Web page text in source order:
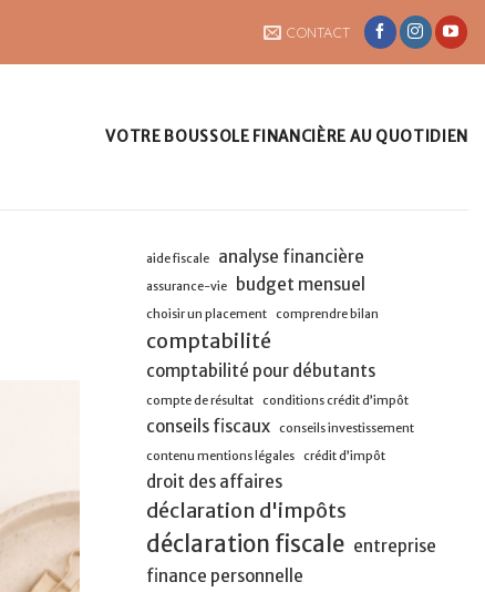
CONTACT
VOTRE BOUSSOLE FINANCIÈRE AU QUOTIDIEN
aide fiscale analyse financière
assurance-vie budget mensuel
choisir un placement comprendre bilan
comptabilité
comptabilité pour débutants
compte de résultat conditions crédit d’impôt
conseils fiscaux
conseils investissement
contenu mentions légales
crédit d’impôt
droit des affaires
déclaration d'impôts
déclaration fiscale entreprise
finance personnelle